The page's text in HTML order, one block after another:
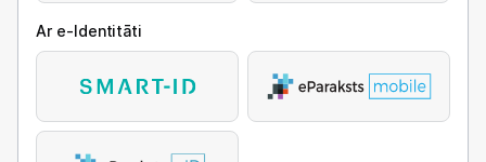
Ar e-Identitāti